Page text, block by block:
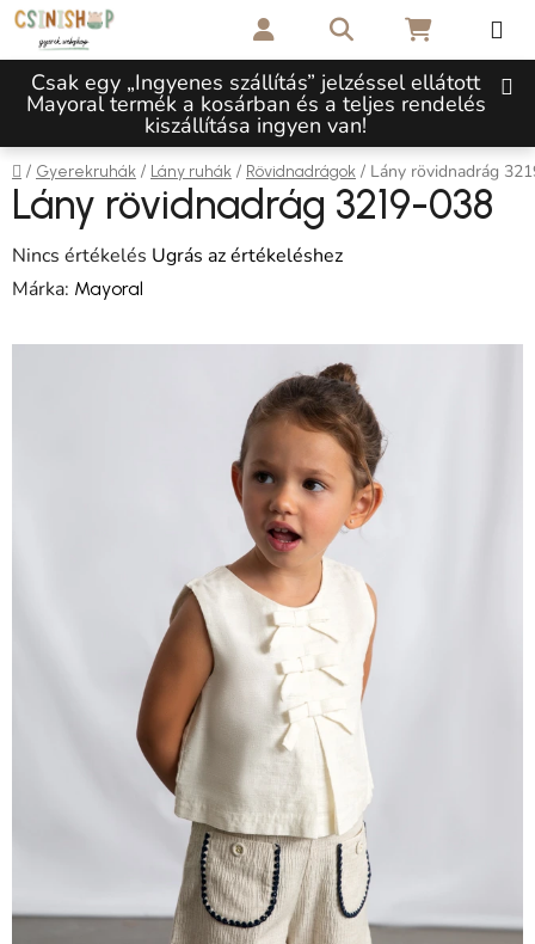
Ugrás a fő tartalomhoz
Csak egy „Ingyenes szállítás” jelzéssel ellátott
Mayoral termék a kosárban és a teljes rendelés
kiszállítása ingyen van!
KeresésKOSÁR
Kezdőlap
/ Gyerekruhák / Lány ruhák / Rövidnadrágok / Lány rövidnadrág
Lány rövidnadrág 3219-038
A termék átlagos értékelése 5-ből 0,0 csillag.
Nincs értékelés Ugrás az értékeléshez
Márka: Mayoral